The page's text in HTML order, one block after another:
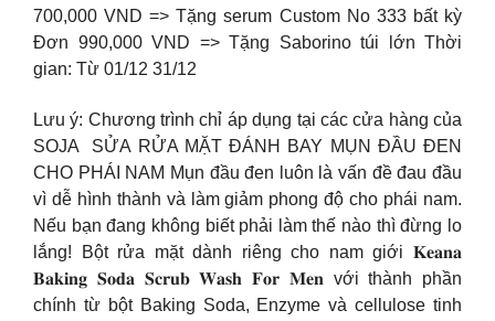
700,000 VND => Tặng serum Custom No 333 bất kỳ
Đơn 990,000 VND => Tặng Saborino túi lớn Thời
gian: Từ 01/12 31/12
Lưu ý: Chương trình chỉ áp dụng tại các cửa hàng của
SOJA ​ SỬA RỬA MẶT ĐÁNH BAY MỤN ĐẦU ĐEN
CHO PHÁI NAM Mụn đầu đen luôn là vấn đề đau đầu
vì dễ hình thành và làm giảm phong độ cho phái nam.
Nếu bạn đang không biết phải làm thế nào thì đừng lo
lắng! Bột rửa mặt dành riêng cho nam giới 𝐊𝐞𝐚𝐧𝐚
𝐁𝐚𝐤𝐢𝐧𝐠 𝐒𝐨𝐝𝐚 𝐒𝐜𝐫𝐮𝐛 𝐖𝐚𝐬𝐡 𝐅𝐨𝐫 𝐌𝐞𝐧 với thành phần
chính từ bột Baking Soda, Enzyme và cellulose tinh